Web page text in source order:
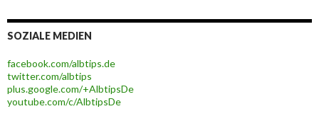
SOZIALE MEDIEN
facebook.com/albtips.de
twitter.com/albtips
plus.google.com/+AlbtipsDe
youtube.com/c/AlbtipsDe